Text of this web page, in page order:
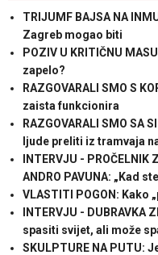
TRIJUMF BAJSA NA
Zagreb mogao biti
POZIV U KRITIČNU
zapelo?
RAZGOVARALI SMO S
zaista funkcionira
RAZGOVARALI SMO SA
ljude preliti iz tramvaja
INTERVJU - PROČELNIK
ANDRO PAVUNA: „Kad
VLASTITI POGON: Kako
INTERVJU -
spasiti svijet, ali može
SKULPTURE NA PUTU: